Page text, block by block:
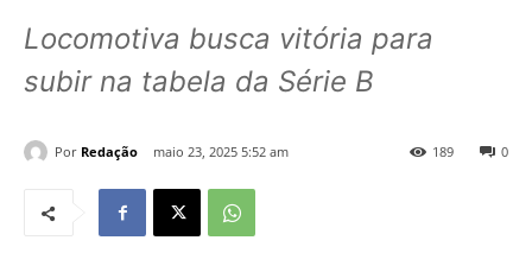
Locomotiva busca vitória para
subir na tabela da Série B
Por Redação maio 23, 2025 5:52 am 0
189